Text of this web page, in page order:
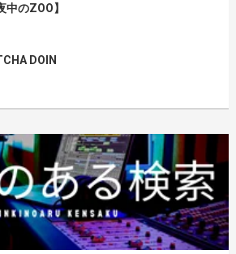
のZOO】
DOIN